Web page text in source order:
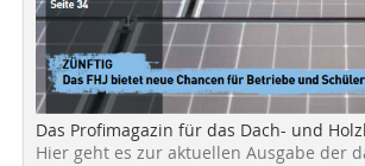
Das Profimagazin für das Dach- und
Hier geht es zur aktuellen Ausgabe der